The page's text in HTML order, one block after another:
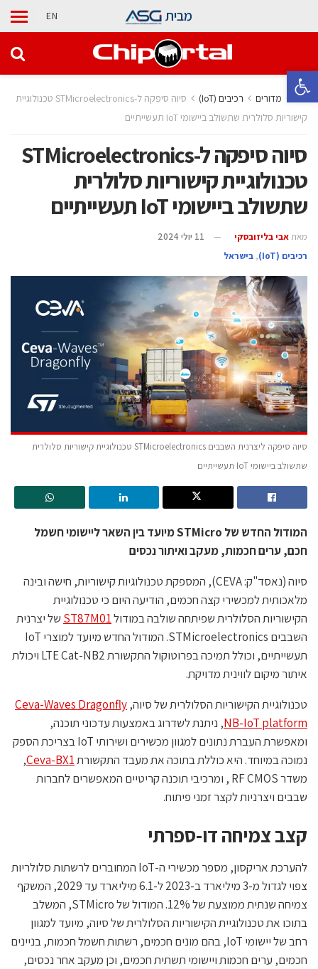
פתח סרגל נגישות
מבית EN
בית מדורים ‫רכיבים‬ (IoT)
סיוה סיפקה ל-STMicroelectronics טכנולוגיית
קישוריות סלולרית שתשולב ביישומי IoT תעשייתיים
סיוה סיפקה ל-STMicroelectronics
טכנולוגיית קישוריות סלולרית
שתשולב ביישומי IoT תעשייתיים
מאת אבי בליזובסקי
11 יולי 2024
‫רכיבים‬ (IoT)
, בישראל
סיוה סיפקה ליצרנית השבבים STMicroelectronics טכנולוגיית קישוריות סלולרית
שתשולב ביישומי IoT תעשייתיים
המודול החדש של STMicro מיועד בין השאר ליישומי חשמל
חכם, ערים חכמות, מעקב ואיתור נכסים
סיוה (נאסד"ק: CEVA), המספקת טכנולוגיות קישוריות, חישה ובינה
מלאכותית למכשירי קצה חכמים, הודיעה היום כי טכנולוגיית
הקישוריות הסלולרית שפיתחה שולבה במודולST87M01 של יצרנית
השבבים STMicroelectronics. המודול החדש מיועד למוצרי IoT
תעשייתיים, וכולל תמיכה בפרוטוקול התקשורת LTE Cat-NB2 ויכולת
איתור מיקום לווינית מדויקת.
טכנולוגיית הקישוריות הסלולרית של סיוה, Ceva-Waves Dragonfly
NB-IoT platform, ניתנת לשדרוג באמצעות עדכוני תוכנה,
ומאפשרת העברת נתונים למגוון מכשירים ושירותי IoT בצריכת הספק
נמוכה במיוחד. היא כוללת בתוכה את מעבד התקשורתCeva-BX1
,
משדר RF CMOS , ומרכיבי תוכנה קריטיים המאפשרים לחברות
שבבים ויצרניות לקצר זמני פיתוח.
קצב צמיחה דו-ספרתי
להערכת אריקסון, מספר מכשירי ה-IoT המחוברים לרשתות סלולריות
צפוי לגדול מ-3 מיליארד ב-2023 ל-6.1 מיליארד עד 2029, המשקף
צמיחה שנתית ממוצעת של 12%. המודול של STMicro, המשלב
בתוכו את טכנולוגיית הקישוריות הסלולרית של סיוה, מיועד למגוון
רחב של יישומי IoT, בהם מונים חכמים, רשתות חשמל חכמות, בניינים
חכמים, ערים חכמות ויישומי תשתית חכמים, וכן מעקב אחר נכסים,